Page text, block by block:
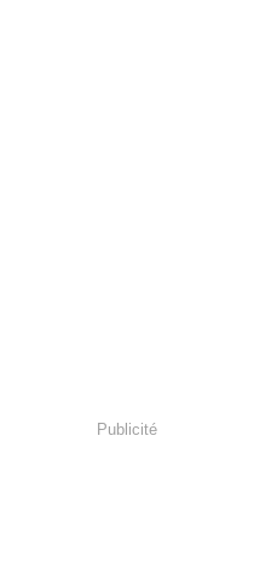
Publicité